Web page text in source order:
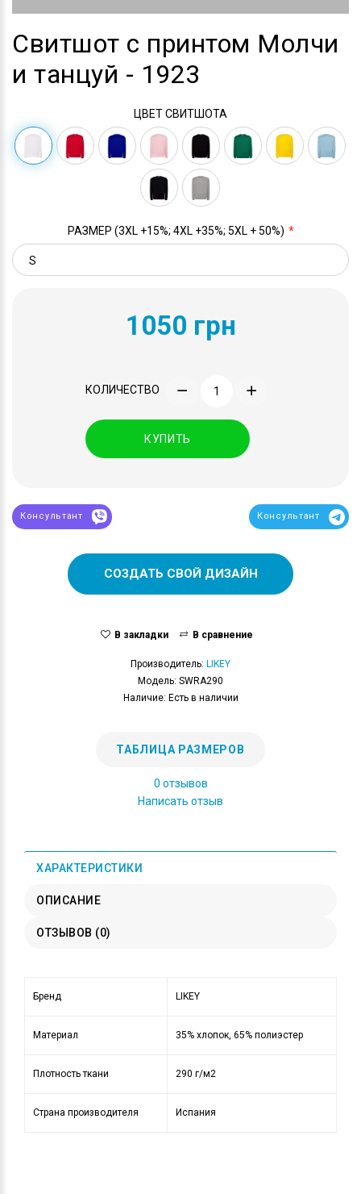
Свитшот с принтом Молчи
и танцуй - 1923
ЦВЕТ СВИТШОТА
РАЗМЕР (3XL +15%; 4XL +35%; 5XL + 50%)
1050 грн
КОЛИЧЕСТВО
КУПИТЬ
Консультант Консультант
СОЗДАТЬ СВОЙ ДИЗАЙН
В закладки В сравнение
Производитель: LIKEY
Модель: SWRA290
Наличие: Есть в наличии
ТАБЛИЦА РАЗМЕРОВ
0 отзывов
Написать отзыв
ХАРАКТЕРИСТИКИ
ОПИСАНИЕ
ОТЗЫВОВ (0)
Бренд LIKEY
Материал 35% хлопок, 65% полиэстер
Плотность ткани 290 г/м2
Страна производителя Испания